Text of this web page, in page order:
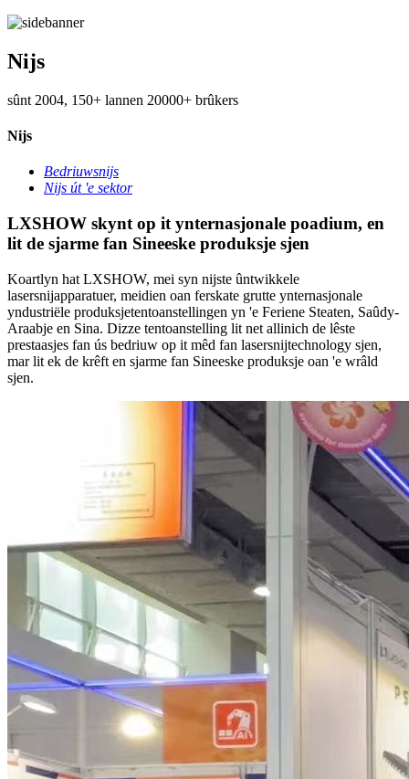
Nijs
sûnt 2004, 150+ lannen 20000+ brûkers
Nijs
Bedriuwsnijs
Nijs út 'e sektor
LXSHOW skynt op it ynternasjonale poadium, en
lit de sjarme fan Sineeske produksje sjen
Koartlyn hat LXSHOW, mei syn nijste ûntwikkele
lasersnijapparatuer, meidien oan ferskate grutte ynternasjonale
yndustriële produksjetentoanstellingen yn 'e Feriene Steaten, Saûdy-
Araabje en Sina. Dizze tentoanstelling lit net allinich de lêste
prestaasjes fan ús bedriuw op it mêd fan lasersnijtechnology sjen,
mar lit ek de krêft en sjarme fan Sineeske produksje oan 'e wrâld
sjen.